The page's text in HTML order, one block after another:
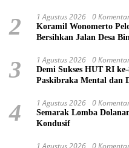
2 1 Agustus 2026 0
Koramil Wonomerto
Bersihkan Jalan Desa
3 1 Agustus 2026 0
Demi Sukses HUT RI
Paskibraka Mental dan
4 1 Agustus 2026 0
Semarak Lomba
Kondusif
1 Agustus 2026 0